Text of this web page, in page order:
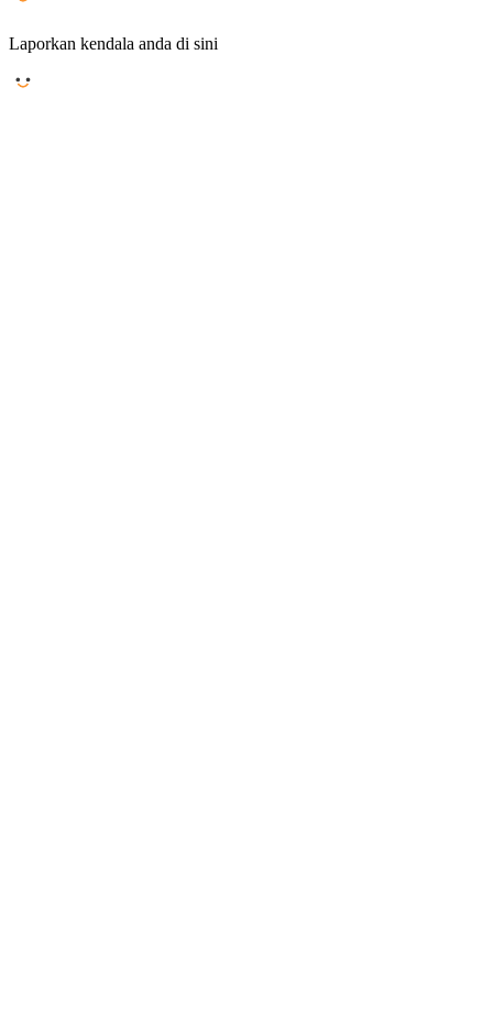
Laporkan kendala anda di sini